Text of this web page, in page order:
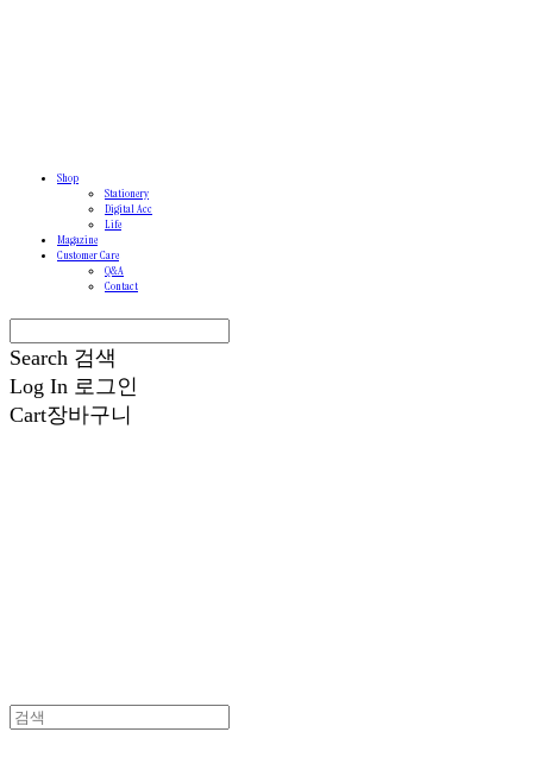
Shop
Stationery
Digital Acc
Life
Magazine
Customer Care
Q&A
Contact
Search 검색
Log In 로그인
Cart장바구니